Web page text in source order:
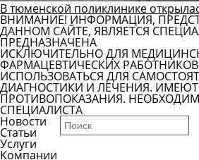
В тюменской поликлинике
ВНИМАНИЕ! ИНФОРМАЦИЯ,
ДАННОМ САЙТЕ, ЯВЛЯЕТСЯ
ПРЕДНАЗНАЧЕНА
ИСКЛЮЧИТЕЛЬНО ДЛЯ
ФАРМАЦЕВТИЧЕСКИХ
ИСПОЛЬЗОВАТЬСЯ ДЛЯ
ДИАГНОСТИКИ И ЛЕЧЕНИЯ.
ПРОТИВОПОКАЗАНИЯ.
СПЕЦИАЛИСТА
Новости
Статьи
Услуги
Компании